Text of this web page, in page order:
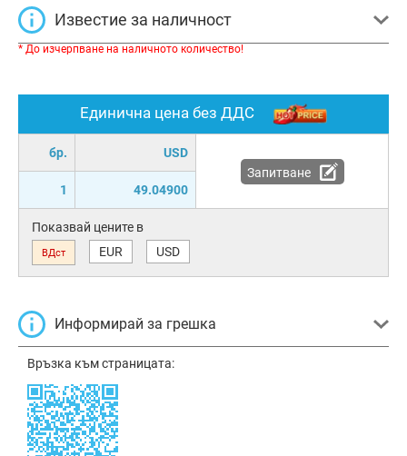
Единична цена без ДДС
бр. USD
1 49.04900
Запитване
Показвай цените в
ВДст EUR USD
Информирай за грешка
Връзка към страницата:
Известие за наличност
* До изчерпване на наличното количество!